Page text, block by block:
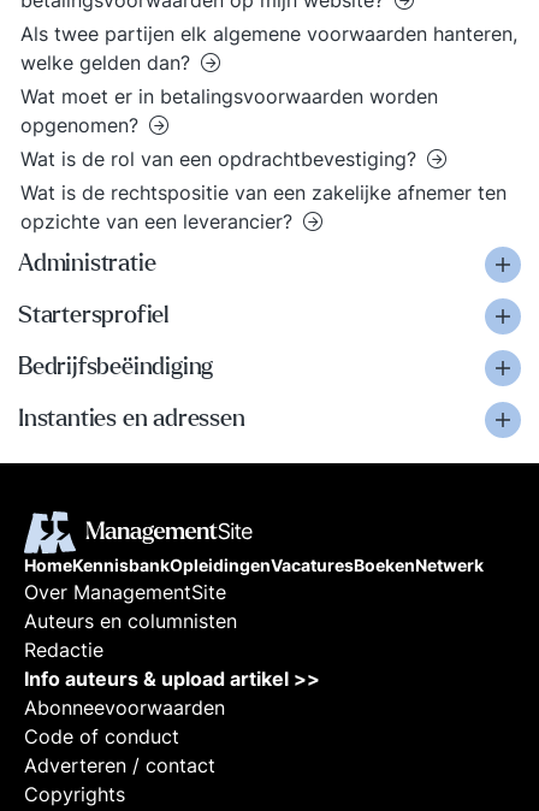
Als twee partijen elk algemene voorwaarden hanteren,
welke gelden dan?
Wat moet er in betalingsvoorwaarden worden
opgenomen?
Wat is de rol van een opdrachtbevestiging?
Wat is de rechtspositie van een zakelijke afnemer ten
opzichte van een leverancier?
Administratie
Startersprofiel
Bedrijfsbeëindiging
Instanties en adressen
HomeKennisbankOpleidingenVacaturesBoekenNetwerk
Over ManagementSite
Auteurs en columnisten
Redactie
Info auteurs & upload artikel >>
Abonneevoorwaarden
Code of conduct
Adverteren / contact
Copyrights